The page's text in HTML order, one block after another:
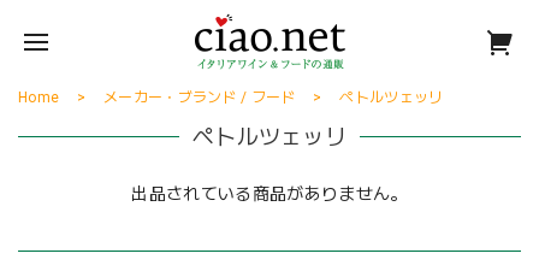
Home メーカー・ブランド / フード ペトルツェッリ
ペトルツェッリ
出品されている商品がありません。